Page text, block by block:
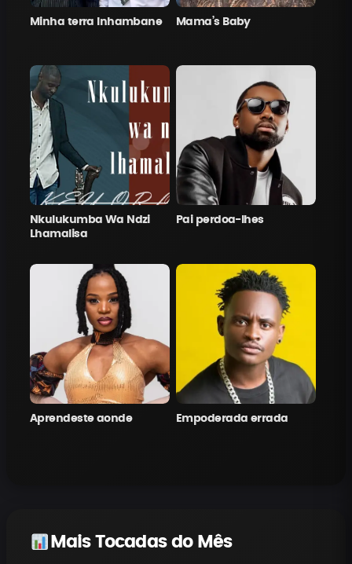
Minha terra Inhambane Mama’s Baby
Nkulukumba Wa Ndzi
Lhamalisa
Pai perdoa-lhes
Aprendeste aonde Empoderada errada
Mais Tocadas do Mês